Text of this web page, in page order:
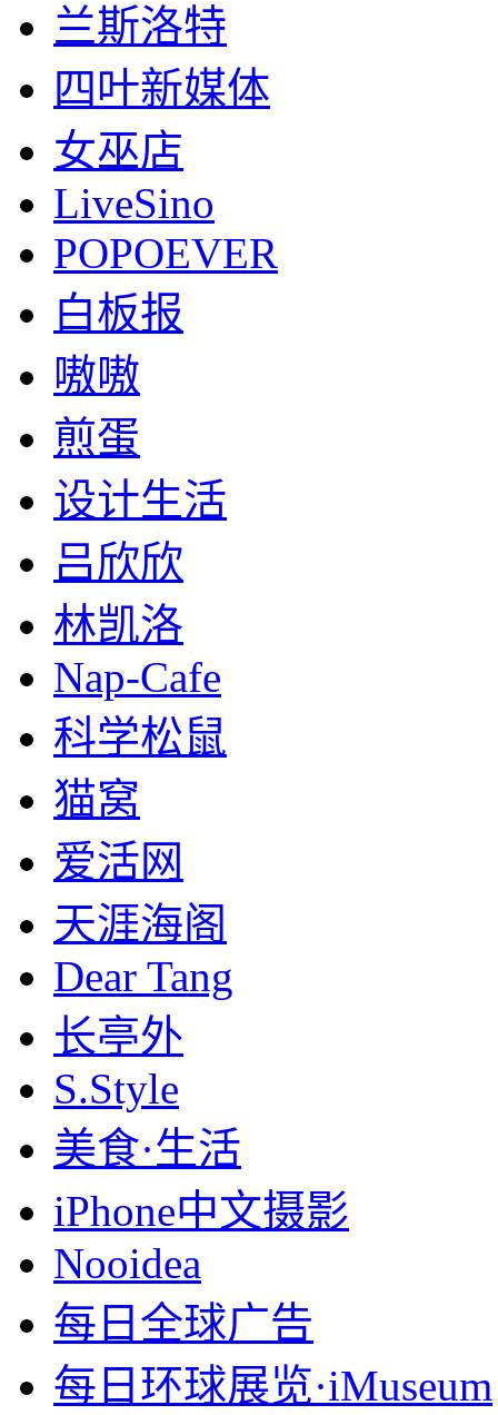
兰斯洛特
四叶新媒体
女巫店
LiveSino
POPOEVER
白板报
嗷嗷
煎蛋
设计生活
吕欣欣
林凯洛
Nap-Cafe
科学松鼠
猫窝
爱活网
天涯海阁
Dear Tang
长亭外
S.Style
美食·生活
iPhone中文摄影
Nooidea
每日全球广告
每日环球展览·iMuseum